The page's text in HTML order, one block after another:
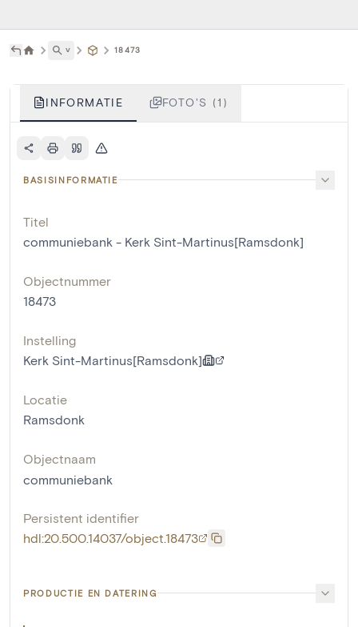
˅ 18473
INFORMATIE FOTO'S (1)
BASISINFORMATIE
Titel
communiebank - Kerk Sint-Martinus[Ramsdonk]
Objectnummer
18473
Instelling
Kerk Sint-Martinus[Ramsdonk]
Locatie
Ramsdonk
Objectnaam
communiebank
Persistent identifier
hdl:20.500.14037/object.18473
PRODUCTIE EN DATERING